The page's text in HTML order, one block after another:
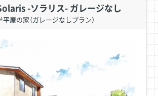
-ソラリス- ガレージなし
平屋の家（ガレージなしプラン）